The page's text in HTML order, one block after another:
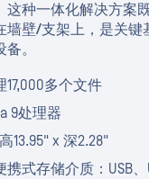
这种一体化解决方案
墙壁/支架上，是关键
。
17,000多个文件
9处理器
13.95" x 深2.28"
式存储介质：USB、